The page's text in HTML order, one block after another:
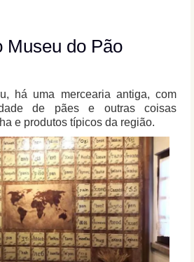
Museu do Pão
há uma mercearia antiga, com
de pães e outras coisas
e produtos típicos da região.